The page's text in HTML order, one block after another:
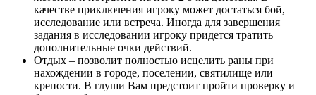
качестве приключения игроку может достаться бой,
исследование или встреча. Иногда для завершения
задания в исследовании игроку придется тратить
дополнительные очки действий.
Отдых – позволит полностью исцелить раны при
нахождении в городе, поселении, святилище или
крепости. В глуши Вам предстоит пройти проверку и